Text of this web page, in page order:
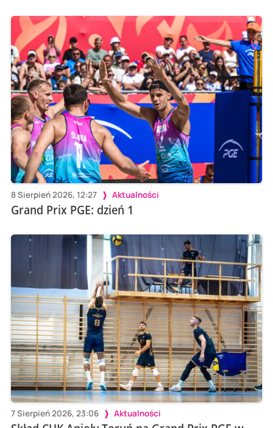
8 Sierpień 2026, 12:27 Aktualności
Grand Prix PGE: dzień 1
7 Sierpień 2026, 23:06 Aktualności